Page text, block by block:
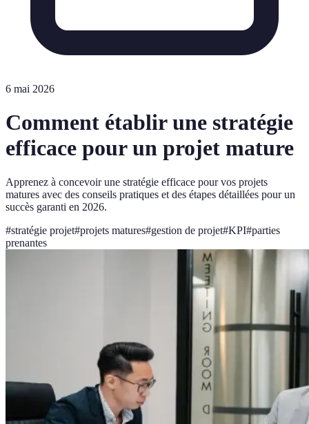
6 mai 2026
Comment établir une stratégie
efficace pour un projet mature
Apprenez à concevoir une stratégie efficace pour vos projets
matures avec des conseils pratiques et des étapes détaillées pour un
succès garanti en 2026.
#stratégie projet#projets matures#gestion de projet#KPI#parties
prenantes